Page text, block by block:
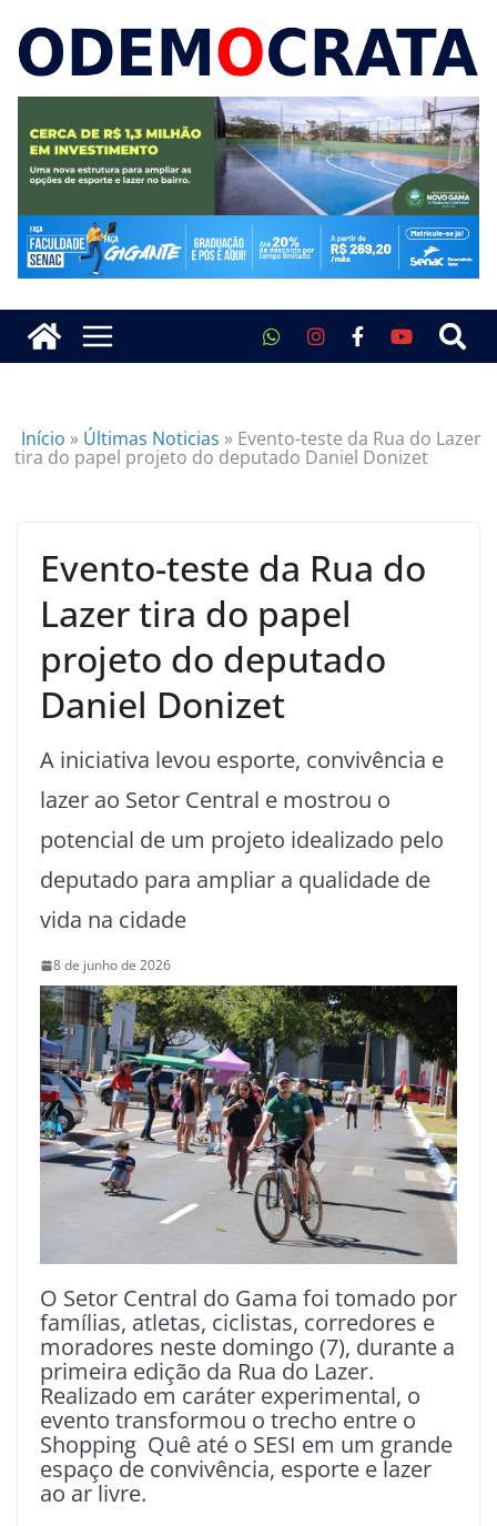
Início » Últimas Noticias » Evento-teste da Rua do Lazer
tira do papel projeto do deputado Daniel Donizet
Evento-teste da Rua do
Lazer tira do papel
projeto do deputado
Daniel Donizet
A iniciativa levou esporte, convivência e
lazer ao Setor Central e mostrou o
potencial de um projeto idealizado pelo
deputado para ampliar a qualidade de
vida na cidade
8 de junho de 2026
O Setor Central do Gama foi tomado por
famílias, atletas, ciclistas, corredores e
moradores neste domingo (7), durante a
primeira edição da Rua do Lazer.
Realizado em caráter experimental, o
evento transformou o trecho entre o
Shopping Quê até o SESI em um grande
espaço de convivência, esporte e lazer
ao ar livre.